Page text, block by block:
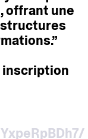
offrant une
structures
inscription